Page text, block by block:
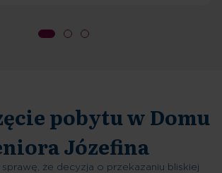
pobytu w Domu
Józefina
że decyzja o przekazaniu bliskiej